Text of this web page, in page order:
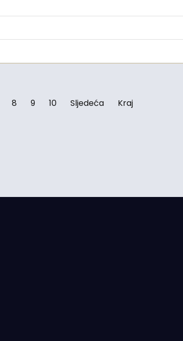
8 9 10 Sljedeća Kraj